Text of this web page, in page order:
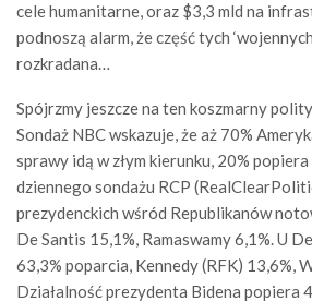
cele humanitarne, oraz $3,3 mld na
podnoszą alarm, że część tych
rozkradana…
Spójrzmy jeszcze na ten koszmarny
Sondaż NBC wskazuje, że aż 70%
sprawy idą w złym kierunku, 20%
dziennego sondażu RCP
prezydenckich wśród Republikanów
De Santis 15,1%, Ramaswamy 6,1%. U
63,3% poparcia, Kennedy (RFK) 13,6%,
Działalność prezydenta Bidena popiera